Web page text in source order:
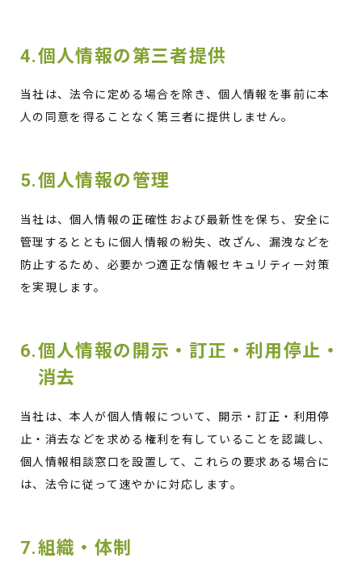
4.個人情報の第三者提供
当社は、法令に定める場合を除き、個人情報を事前に本
人の同意を得ることなく第三者に提供しません。
5.個人情報の管理
当社は、個人情報の正確性および最新性を保ち、安全に
管理するとともに個人情報の紛失、改ざん、漏洩などを
防止するため、必要かつ適正な情報セキュリティー対策
を実現します。
6.個人情報の開示・訂正・利用停止・
消去
当社は、本人が個人情報について、開示・訂正・利用停
止・消去などを求める権利を有していることを認識し、
個人情報相談窓口を設置して、これらの要求ある場合に
は、法令に従って速やかに対応します。
7.組織・体制